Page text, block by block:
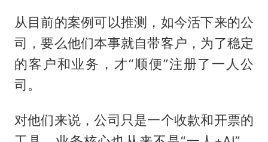
从目前的案例可以推测，如今活下来的公
司，要么他们本事就自带客户，为了稳定
的客户和业务，才“顺便”注册了一人公
司。
对他们来说，公司只是一个收款和开票的